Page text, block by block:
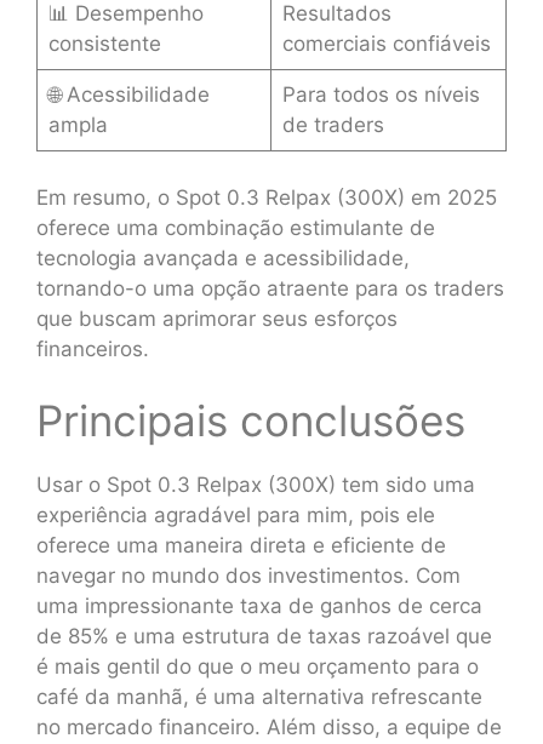
📊 Desempenho
consistente
Resultados
comerciais confiáveis
🌐 Acessibilidade
ampla
Para todos os níveis
de traders
Em resumo, o Spot 0.3 Relpax (300X) em 2025
oferece uma combinação estimulante de
tecnologia avançada e acessibilidade,
tornando-o uma opção atraente para os traders
que buscam aprimorar seus esforços
financeiros.
Principais conclusões
Usar o Spot 0.3 Relpax (300X) tem sido uma
experiência agradável para mim, pois ele
oferece uma maneira direta e eficiente de
navegar no mundo dos investimentos. Com
uma impressionante taxa de ganhos de cerca
de 85% e uma estrutura de taxas razoável que
é mais gentil do que o meu orçamento para o
café da manhã, é uma alternativa refrescante
no mercado financeiro. Além disso, a equipe de